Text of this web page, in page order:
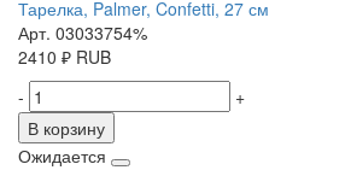
Тарелка, Palmer, Confetti, 27 см
Арт. 03033754%
2410 ₽ RUB
-
+
В корзину
Ожидается